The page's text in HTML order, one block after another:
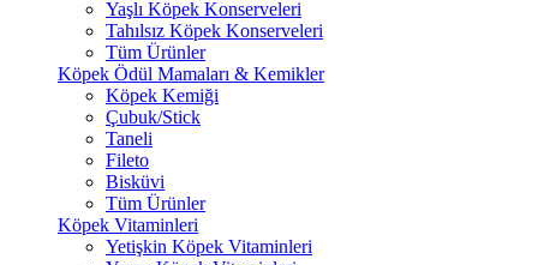
Yaşlı Köpek Konserveleri
Tahılsız Köpek Konserveleri
Tüm Ürünler
Köpek Ödül Mamaları & Kemikler
Köpek Kemiği
Çubuk/Stick
Taneli
Fileto
Bisküvi
Tüm Ürünler
Köpek Vitaminleri
Yetişkin Köpek Vitaminleri